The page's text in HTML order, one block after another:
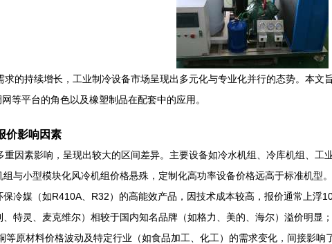
的持续增长，工业制冷设备市场呈现出多元化与专业化并行的态势。本
等平台的角色以及橡塑制品在配套中的应用。
价影响因素
因素影响，呈现出较大的区间差异。主要设备如冷水机组、冷库机组、工
组与小型模块化风冷机组价格悬殊，定制化高功率设备价格远高于标准机型。
保冷媒（如R410A、R32）的高能效产品，因技术成本较高，报价通常上浮
特灵、麦克维尔）相较于国内知名品牌（如格力、美的、海尔）溢价明显
等原材料价格波动及特定行业（如食品加工、化工）的需求变化，间接影响